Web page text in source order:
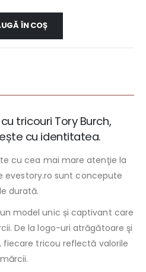
ÎN COȘ
tricouri Tory Burch,
cu identitatea.
cu cea mai mare atenţie la
evestory.ro sunt concepute
durată.
model unic și captivant care
De la logo-uri atrăgătoare şi
tricou reflectă valorile